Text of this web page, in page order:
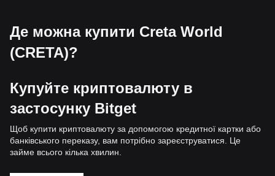
Де можна купити Creta World
(CRETA)?
Купуйте криптовалюту в
застосунку Bitget
Щоб купити криптовалюту за допомогою кредитної картки або
банківського переказу, вам потрібно зареєструватися. Це
займе всього кілька хвилин.